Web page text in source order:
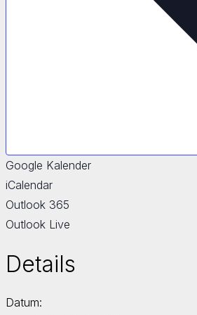
Google Kalender
iCalendar
Outlook 365
Outlook Live
Details
Datum: